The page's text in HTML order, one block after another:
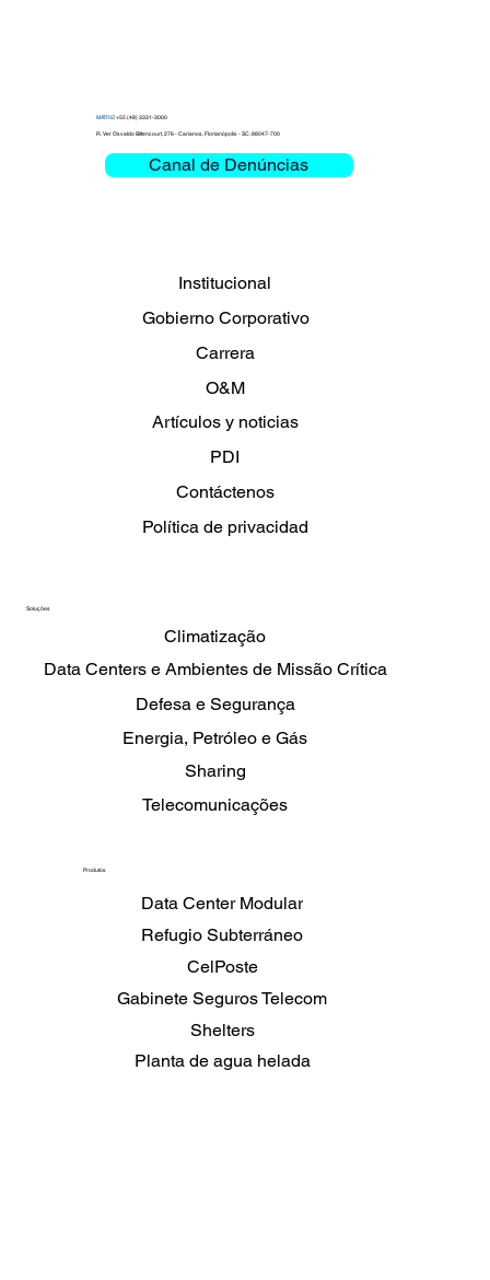
Clemar debate Misión Crítica y
MATRIZ+55 (48) 3331-3000
R. Ver Osvaldo Bittencourt, 276 - Carianos, Florianópolis - SC, 88047-700
Canal de Denúncias
Produtos
Refugio Subterráneo
CelPoste
Planta de agua helada
Data Center Modular
Gabinete Seguros Telecom
Shelters
Soluções
Telecomunicações
Data Centers e Ambientes de Missão Crítica
Defesa e Segurança
Climatização
Energia, Petróleo e Gás
Sharing
Institucional
Gobierno Corporativo
Carrera
O&M
Artículos y noticias
PDI
Contáctenos
Política de privacidad